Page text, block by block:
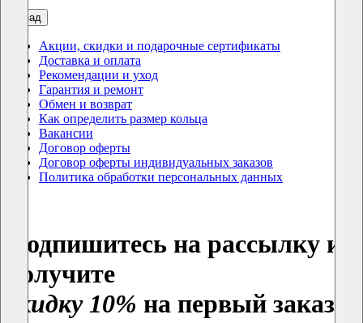
назад
Акции, скидки и подарочные сертификаты
Доставка и оплата
Рекомендации и уход
Гарантия и ремонт
Обмен и возврат
Как определить размер кольца
Вакансии
Договор оферты
Договор оферты индивидуальных заказов
Политика обработки персональных данных
Подпишитесь на рассылку и
получите
скидку 10% на первый заказ